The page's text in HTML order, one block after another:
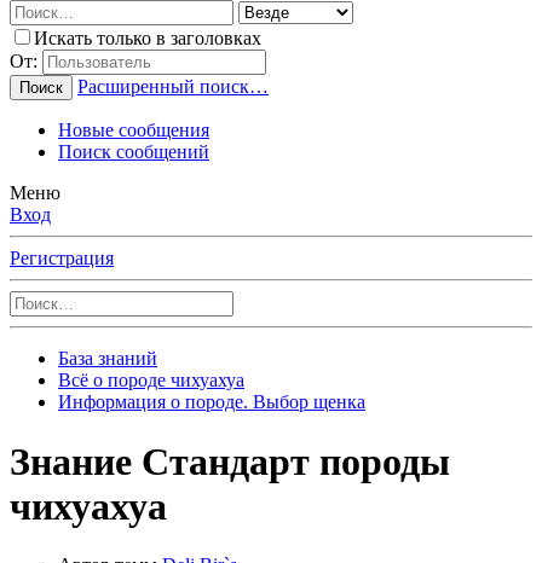
Искать только в заголовках
От:
Поиск Расширенный поиск…
Новые сообщения
Поиск сообщений
Меню
Вход
Регистрация
База знаний
Всё о породе чихуахуа
Информация о породе. Выбор щенка
Знание Стандарт породы
чихуахуа